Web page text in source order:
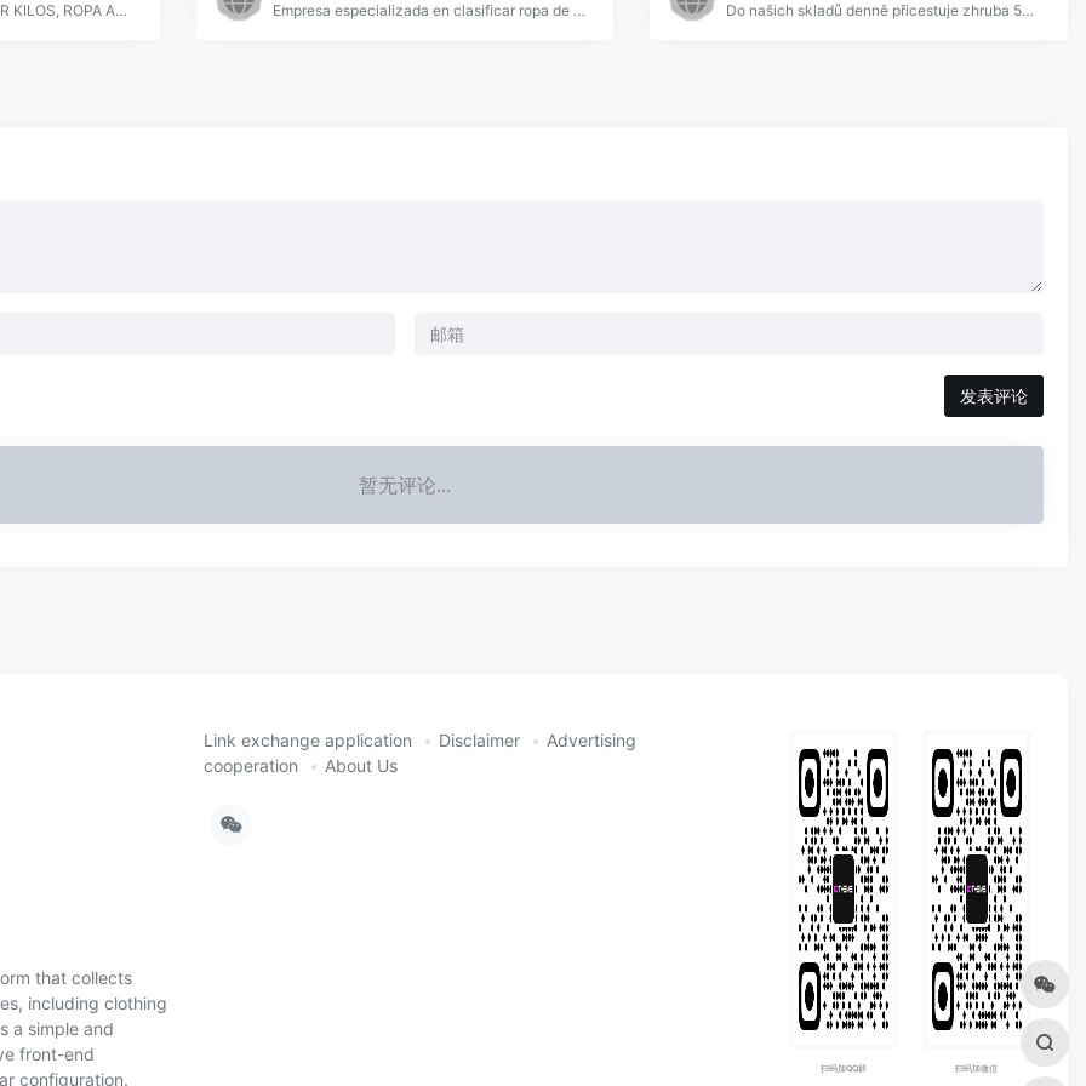
ROPA USADA AL PESO POR KILOS, ROPA AL POR MAYOR , ROPA DE SEGUNDA MANO, Empresa especializada en clasificar ropa de segunda mano para tiendas mercadillos puestos ambulantes. Exportamos nuestros productos a Europa del este, Russia, Pakistan, Africa Occidental (+34)666.122.877 Do našich skladů denně přicestuje zhruba 50 tun textilu z celého světa. Dovážíme značkovou, kvalitní módu za rozumnou cenu. Zjistěte více informací na našem webu.
发表评论
暂无评论...
that collects
including clothing
a simple and
front-end
configuration.
Link exchange application Disclaimer
Advertising
cooperation
About Us
扫码加QQ群 扫码加微信